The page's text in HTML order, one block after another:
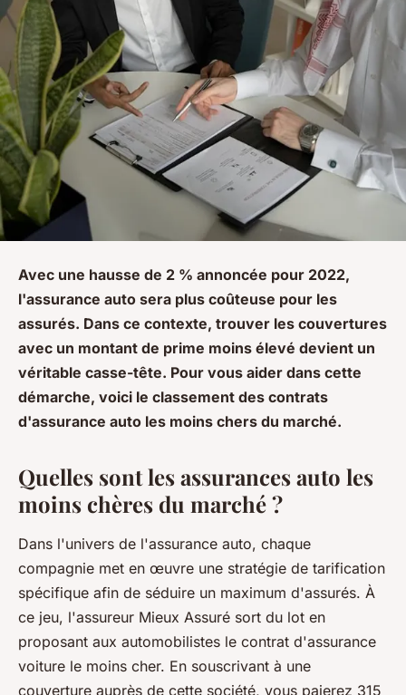
Avec une hausse de 2 % annoncée pour 2022,
l'assurance auto sera plus coûteuse pour les
assurés. Dans ce contexte, trouver les couvertures
avec un montant de prime moins élevé devient un
véritable casse-tête. Pour vous aider dans cette
démarche, voici le classement des contrats
d'assurance auto les moins chers du marché.
Quelles sont les assurances auto les
moins chères du marché ?
Dans l'univers de l'assurance auto, chaque
compagnie met en œuvre une stratégie de tarification
spécifique afin de séduire un maximum d'assurés. À
ce jeu, l'assureur Mieux Assuré sort du lot en
proposant aux automobilistes le contrat d'assurance
voiture le moins cher. En souscrivant à une
couverture auprès de cette société, vous paierez 315